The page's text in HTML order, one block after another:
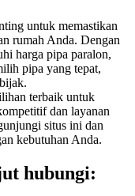
untuk memastikan
rumah Anda. Dengan
harga pipa paralon,
pipa yang tepat,
terbaik untuk
dan layanan
situs ini dan
kebutuhan Anda.
hubungi: